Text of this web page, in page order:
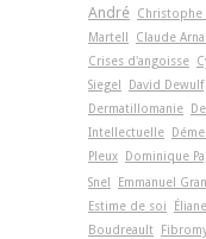
André Christophe
Martell
Claude
Crises d'angoisse
Siegel
David Dewulf
Dermatillomanie
Intellectuelle
Pleux
Dominique
Snel
Emmanuel
Estime de soi
Boudreault